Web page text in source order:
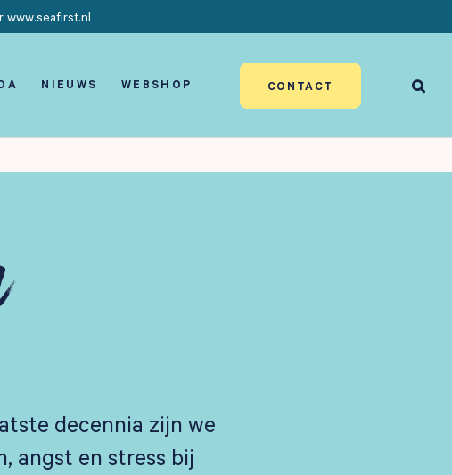
www.seafirst.nl
NIEUWS WEBSHOP CONTACT 
decennia zijn we
angst en stress bij